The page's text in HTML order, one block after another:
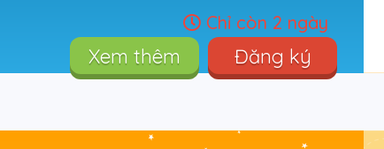
Chỉ còn 2 ngày
Xem thêm Đăng ký